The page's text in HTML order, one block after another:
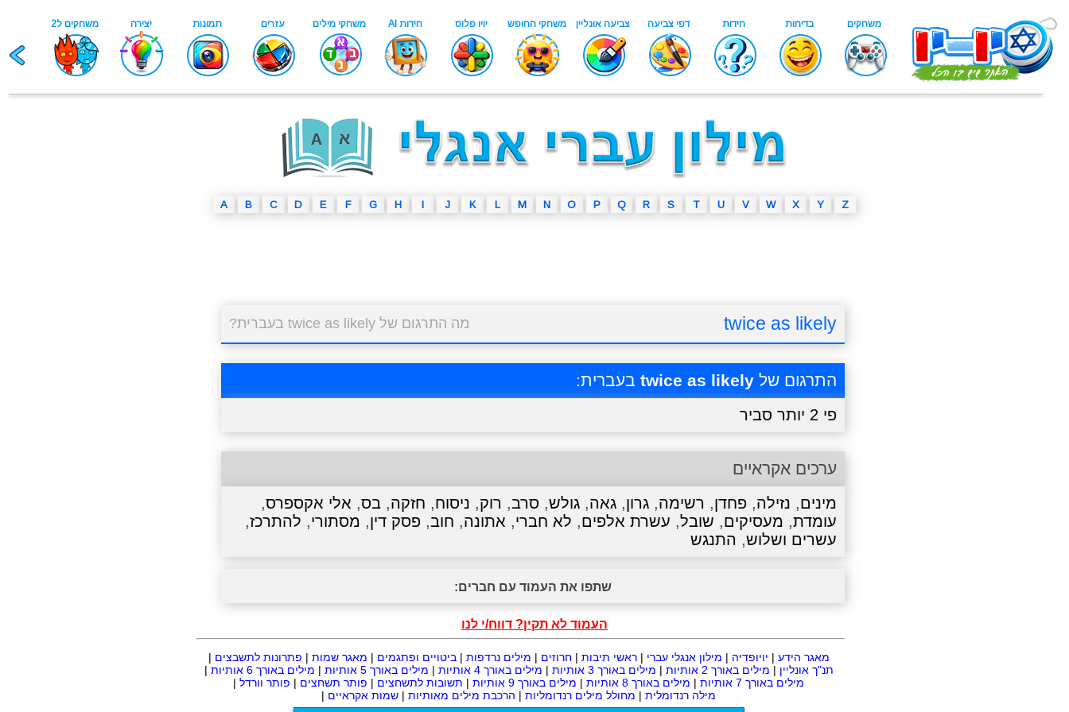
A B C D E F G H I J K L M N O P Q R S T U V W X Y Z
twice as likely מה התרגום של twice as likely בעברית?
התרגום של twice as likely בעברית:
פי 2 יותר סביר
ערכים אקראיים
מינים, נזילה, פחדן, רשימה, גרון, גאה, גולש, סרב, רוק, ניסוח, חזקה, בס, אלי אקספרס,
עומדת, מעסיקים, שובל, עשרת אלפים, לא חברי, אתונה, חוב, פסק דין, מסתורי, להתרכז,
עשרים ושלוש, התנגש
שתפו את העמוד עם חברים:
העמוד לא תקין? דווח/י לנו
מאגר הידע | יויופדיה | מילון אנגלי עברי |ראשי תיבות |חרוזים | מילים נרדפות |ביטויים ופתגמים | מאגר שמות | פתרונות לתשבצים |
תנ"ך אונליין | מילים באורך 2 אותיות | מילים באורך 3 אותיות | מילים באורך 4 אותיות | מילים באורך 5 אותיות | מילים באורך 6 אותיות
|
מילים באורך 7 אותיות
| מילים באורך 8 אותיות | מילים באורך 9 אותיות | תשובות לתשחצים | פותר תשחצים | פותר וורדל |
מילה רנדומלית | מחולל מילים רנדומליות | הרכבת מילים מאותיות | שמות אקראיים |